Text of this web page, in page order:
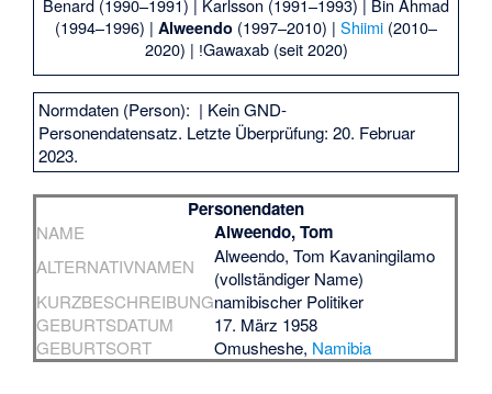
(1994–1996) | Alweendo (1997–2010) | Shiimi (2010–
2020) | ǃGawaxab(seit 2020)
Normdaten (Person): | Kein GND-
Personendatensatz. Letzte Überprüfung: 20. Februar
2023.
Personendaten
NAME Alweendo, Tom
ALTERNATIVNAMEN
Alweendo, Tom Kavaningilamo
(vollständiger Name)
KURZBESCHREIBUNGnamibischer Politiker
GEBURTSDATUM
17. März 1958
GEBURTSORT
Omusheshe, Namibia